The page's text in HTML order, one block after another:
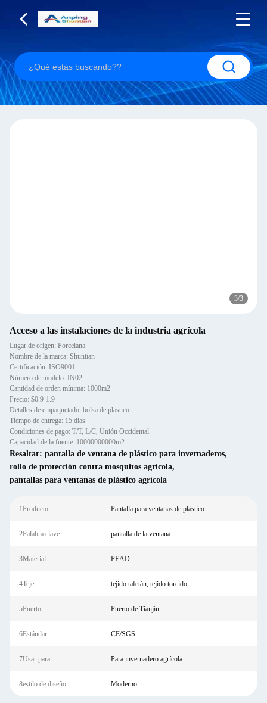
3/3
Acceso a las instalaciones de la industria agrícola
Lugar de origen: Porcelana
Nombre de la marca: Shuntian
Certificación: ISO9001
Número de modelo: IN02
Cantidad de orden mínima: 1000m2
Precio: $0.9-1.9
Detalles de empaquetado: bolsa de plastico
Tiempo de entrega: 15 dias
Condiciones de pago: T/T, L/C, Unión Occidental
Capacidad de la fuente: 10000000000m2
Resaltar: pantalla de ventana de plástico para invernaderos,
rollo de protección contra mosquitos agrícola,
pantallas para ventanas de plástico agrícola
1Producto: Pantalla para ventanas de plástico
2Palabra clave: pantalla de la ventana
3Material: PEAD
4Tejer: tejido tafetán, tejido torcido.
5Puerto: Puerto de Tianjín
6Estándar: CE/SGS
7Usar para: Para invernadero agrícola
8estilo de diseño: Moderno